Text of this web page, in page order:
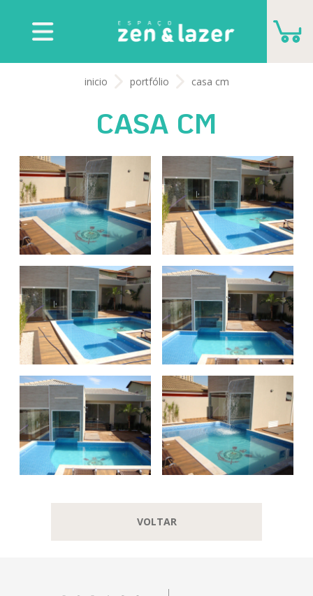
CARRINHO
ADICIONAR MAIS PRODUTOS
FECHAR ORÇAMENTO
inicio portfólio casa cm
CASA CM
VOLTAR